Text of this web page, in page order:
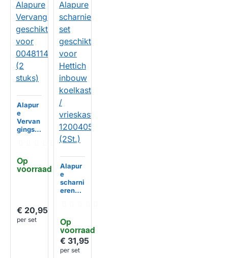
Op
voorraad
Alapur
e
Vervan
gingss
kt voor
004811
€ 20,95
per set Op
voorraad
Alapur
e
scharni
eren
Hettich
inbouw
koelka
st /
vrieska
€ 31,95
per set